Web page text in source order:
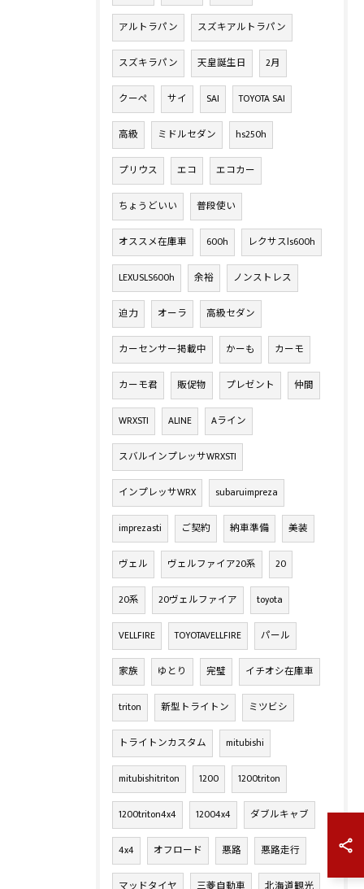
アルトラパン スズキアルトラパン
スズキラパン 天皇誕生日 2月
クーペ サイ SAI TOYOTA SAI
高級 ミドルセダン hs250h
プリウス エコ エコカー
ちょうどいい 普段使い
オススメ在庫車 600h レクサスls600h
LEXUSLS600h 余裕 ノンストレス
迫力 オーラ 高級セダン
カーセンサー掲載中 かーも カーモ
カーモ君 販促物 プレゼント 仲間
WRXSTI ALINE Aライン
スバルインプレッサWRXSTI
インプレッサWRX subaruimpreza
imprezasti ご契約 納車準備 美装
ヴェル ヴェルファイア20系 20
20系 20ヴェルファイア toyota
VELLFIRE TOYOTAVELLFIRE パール
家族 ゆとり 完璧 イチオシ在庫車
triton 新型トライトン ミツビシ
トライトンカスタム mitubishi
mitubishitriton 1200 1200triton
1200triton4x4 12004x4 ダブルキャブ
4x4 オフロード 悪路 悪路走行